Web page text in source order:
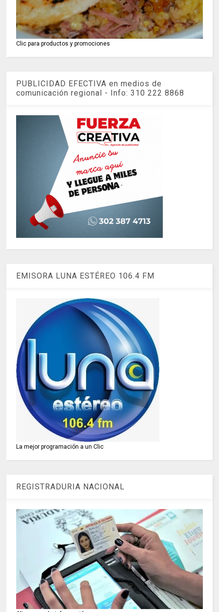
Clic para productos y promociones
PUBLICIDAD EFECTIVA en medios de
comunicación regional - Info: 310 222 8868
EMISORA LUNA ESTÉREO 106.4 FM
La mejor programación a un Clic
REGISTRADURIA NACIONAL